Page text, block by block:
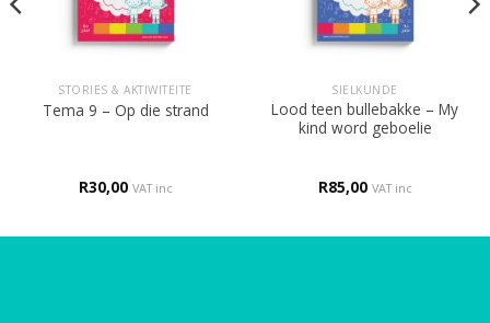
STORIES & AKTIWITEITE
Tema 9 – Op die strand
R30,00 VAT inc
SIELKUNDE
Lood teen bullebakke – My
kind word geboelie
R85,00 VAT inc